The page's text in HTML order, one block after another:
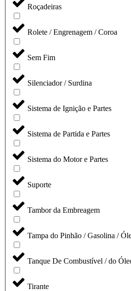
Roçadeiras
Rolete / Engrenagem / Coroa
Sem Fim
Silenciador / Surdina
Sistema de Ignição e Partes
Sistema de Partida e Partes
Sistema do Motor e Partes
Suporte
Tambor da Embreagem
Tampa do Pinhão / Gasolina /
Tanque De Combustível / do
Tirante